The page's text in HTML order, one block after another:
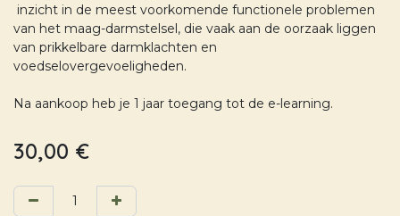
inzicht in de meest voorkomende functionele problemen
van het maag-darmstelsel, die vaak aan de oorzaak liggen
van prikkelbare darmklachten en
voedselovergevoeligheden.
Na aankoop heb je 1 jaar toegang tot de e-learning.
30,00 €